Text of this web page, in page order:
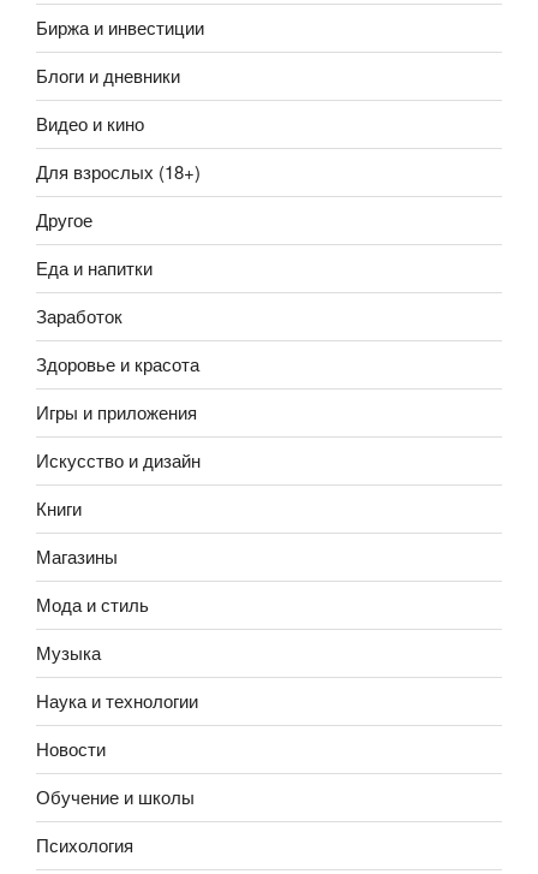
Биржа и инвестиции
Блоги и дневники
Видео и кино
Для взрослых (18+)
Другое
Еда и напитки
Заработок
Здоровье и красота
Игры и приложения
Искусство и дизайн
Книги
Магазины
Мода и стиль
Музыка
Наука и технологии
Новости
Обучение и школы
Психология